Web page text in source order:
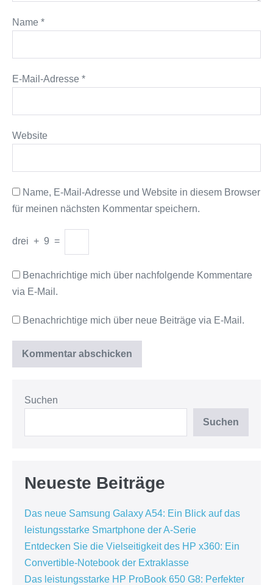
Name *
E-Mail-Adresse *
Website
Name, E-Mail-Adresse und Website in diesem Browser
für meinen nächsten Kommentar speichern.
drei + 9 =
Benachrichtige mich über nachfolgende Kommentare
via E-Mail.
Benachrichtige mich über neue Beiträge via E-Mail.
Suchen
Suchen
Neueste Beiträge
Das neue Samsung Galaxy A54: Ein Blick auf das
leistungsstarke Smartphone der A-Serie
Entdecken Sie die Vielseitigkeit des HP x360: Ein
Convertible-Notebook der Extraklasse
Das leistungsstarke HP ProBook 650 G8: Perfekter